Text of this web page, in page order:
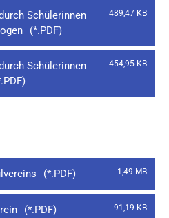
Schülerinnen
489,47 KB
Schülerinnen
454,95 KB
1,49 MB
91,19 KB